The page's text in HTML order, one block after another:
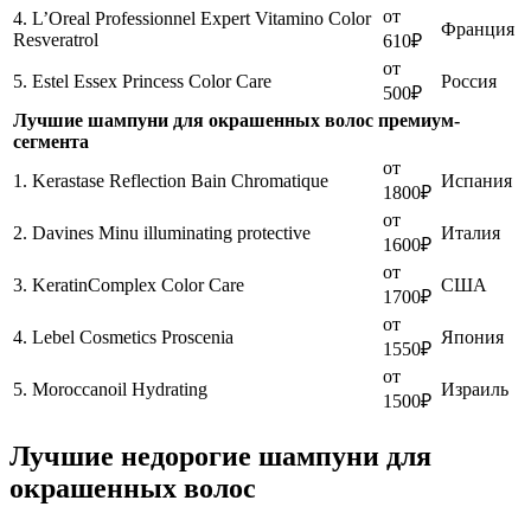
4. L’Oreal Professionnel Expert Vitamino Color
Resveratrol
от
610₽
Франция
5. Estel Essex Princess Color Care
от
500₽
Россия
Лучшие шампуни для окрашенных волос премиум-
сегмента
1. Kerastase Reflection Bain Chromatique
от
1800₽
Испания
2. Davines Minu illuminating protective
от
1600₽
Италия
3. KeratinComplex Color Care
от
1700₽
США
4. Lebel Cosmetics Proscenia
от
1550₽
Япония
5. Moroccanoil Hydrating
от
1500₽
Израиль
Лучшие недорогие шампуни для
окрашенных волос